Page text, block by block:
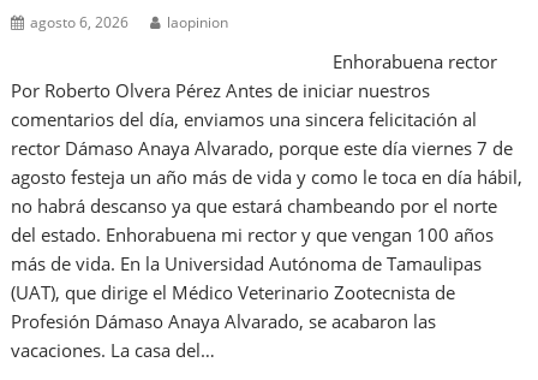
agosto 6, 2026 laopinion
Enhorabuena rector
Por Roberto Olvera Pérez Antes de iniciar nuestros
comentarios del día, enviamos una sincera felicitación al
rector Dámaso Anaya Alvarado, porque este día viernes 7 de
agosto festeja un año más de vida y como le toca en día hábil,
no habrá descanso ya que estará chambeando por el norte
del estado. Enhorabuena mi rector y que vengan 100 años
más de vida. En la Universidad Autónoma de Tamaulipas
(UAT), que dirige el Médico Veterinario Zootecnista de
Profesión Dámaso Anaya Alvarado, se acabaron las
vacaciones. La casa del…